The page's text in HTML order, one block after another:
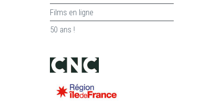
Films en ligne
50 ans !